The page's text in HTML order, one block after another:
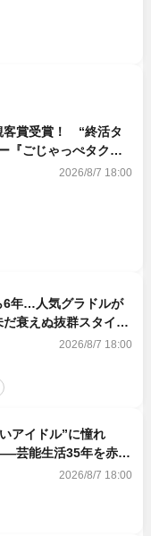
客賞受賞！ “終活タ
『ごじゃっぺタクシ
2026/8/7 18:00
6年…人気グラドルが
衰えぬ抜群スタイル
2026/8/7 18:00
アイドル”に憧れ
芸能生活35年を赤
写真集発売2026/8/7 18:00